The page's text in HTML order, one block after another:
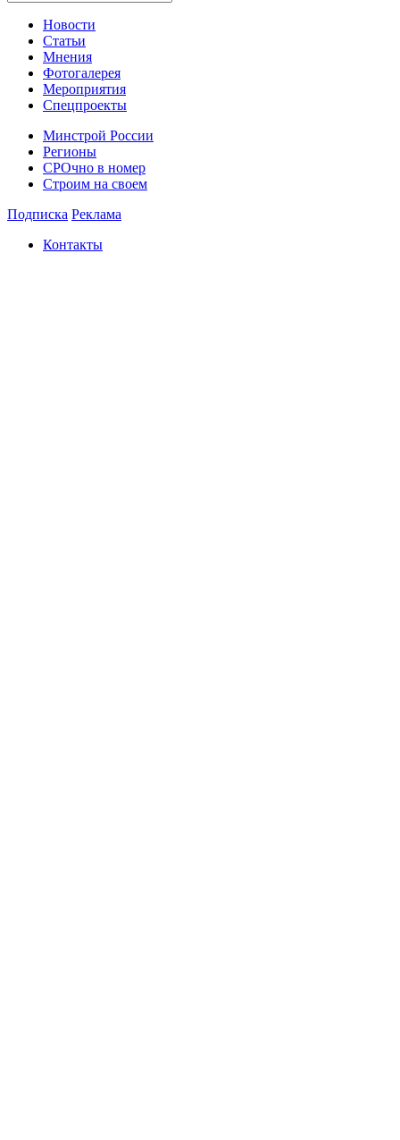
Новости
Статьи
Мнения
Фотогалерея
Мероприятия
Спецпроекты
Минстрой России
Регионы
СРОчно в номер
Строим на своем
Подписка Реклама
Контакты